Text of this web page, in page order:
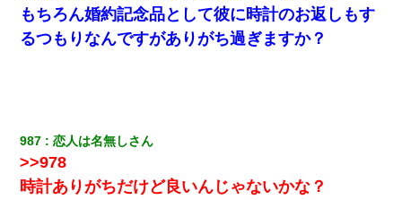
もちろん婚約記念品として彼に時計のお返しもす
るつもりなんですがありがち過ぎますか？
987 恋人は名無しさん
>>978
時計ありがちだけど良いんじゃないかな？